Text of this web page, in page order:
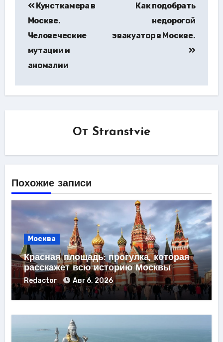
по
записям
Кунсткамера в
Москве.
Человеческие
мутации и
аномалии
Как подобрать
недорогой
эвакуатор в Москве.
От Stranstvie
Похожие записи
Москва
Красная площадь: прогулка, которая
расскажет всю историю Москвы
Redactor Авг 6, 2026